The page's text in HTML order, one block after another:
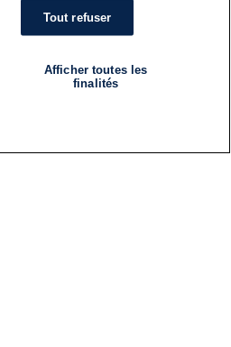
Tout refuser
Afficher toutes les
finalités